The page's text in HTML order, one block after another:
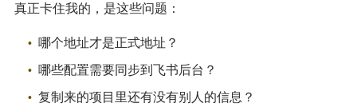
真正卡住我的，是这些问题：
哪个地址才是正式地址？
哪些配置需要同步到飞书后台？
复制来的项目里还有没有别人的信息？